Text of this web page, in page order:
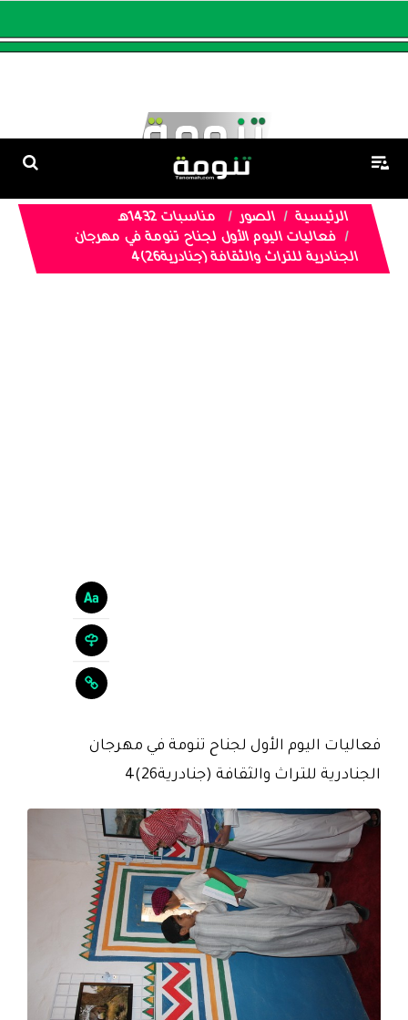
الرئيسية الصور
مناسبات 1432هـ
فعاليات اليوم الأول لجناح تنومة في مهرجان
الجنادرية للتراث والثقافة (جنادرية26)4
فعاليات اليوم الأول لجناح تنومة في مهرجان
الجنادرية للتراث والثقافة (جنادرية26)4